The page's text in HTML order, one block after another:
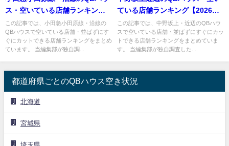
ス・空いている店舗ランキング
【2026年6月】
この記事では、小田急小田原線・沿線の
QBハウスで空いている店舗・並ばずにす
ぐにカットできる店舗ランキングをまとめ
ています。 当編集部が独自調...
ている店舗ランキング【2026年6
月】
この記事では、中野坂上・近辺のQBハウ
スで空いている店舗・並ばずにすぐにカッ
トできる店舗ランキングをまとめていま
す。 当編集部が独自調査した...
都道府県ごとのQBハウス空き状況
北海道
宮城県
埼玉県